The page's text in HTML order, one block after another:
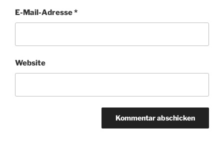
E-Mail-Adresse*
Website